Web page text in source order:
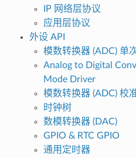
IP 网络层协议
应用层协议
外设 API
模数转换器 (ADC) 单
Analog to Digital
Mode Driver
模数转换器 (ADC) 校
时钟树
数模转换器 (DAC)
GPIO & RTC GPIO
通用定时器